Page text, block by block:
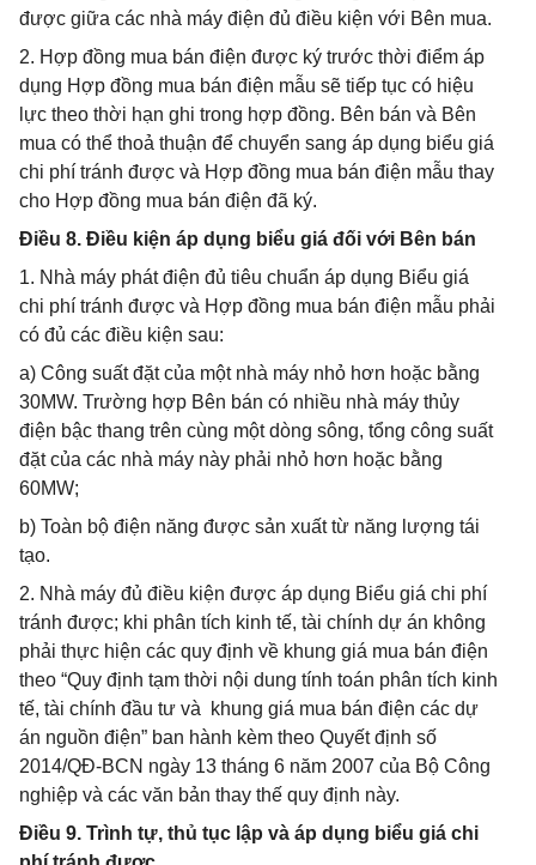
được giữa các nhà máy điện đủ điều kiện với Bên mua.
2. Hợp đồng mua bán điện được ký trước thời điểm áp
dụng Hợp đồng mua bán điện mẫu sẽ tiếp tục có hiệu
lực theo thời hạn ghi trong hợp đồng. Bên bán và Bên
mua có thể thoả thuận để chuyển sang áp dụng biểu giá
chi phí tránh được và Hợp đồng mua bán điện mẫu thay
cho Hợp đồng mua bán điện đã ký.
Điều 8. Điều kiện áp dụng biểu giá đối với Bên bán
1. Nhà máy phát điện đủ tiêu chuẩn áp dụng Biểu giá
chi phí tránh được và Hợp đồng mua bán điện mẫu phải
có đủ các điều kiện sau:
a) Công suất đặt của một nhà máy nhỏ hơn hoặc bằng
30MW. Trường hợp Bên bán có nhiều nhà máy thủy
điện bậc thang trên cùng một dòng sông, tổng công suất
đặt của các nhà máy này phải nhỏ hơn hoặc bằng
60MW;
b) Toàn bộ điện năng được sản xuất từ năng lượng tái
tạo.
2. Nhà máy đủ điều kiện được áp dụng Biểu giá chi phí
tránh được; khi phân tích kinh tế, tài chính dự án không
phải thực hiện các quy định về khung giá mua bán điện
theo “Quy định tạm thời nội dung tính toán phân tích kinh
tế, tài chính đầu tư và khung giá mua bán điện các dự
án nguồn điện” ban hành kèm theo Quyết định số
2014/QĐ-BCN ngày 13 tháng 6 năm 2007 của Bộ Công
nghiệp và các văn bản thay thế quy định này.
Điều 9. Trình tự, thủ tục lập và áp dụng biểu giá chi